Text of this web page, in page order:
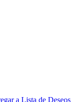
a Lista de Deseos